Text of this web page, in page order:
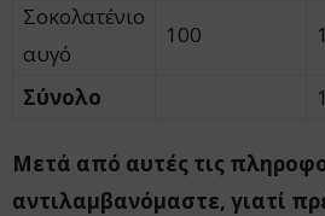
Σοκολατένιο
αυγό
100
Σύνολο
Μετά από αυτές τις
αντιλαμβανόμαστε, γιατί